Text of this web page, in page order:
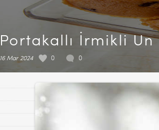
Portakallı İrmikli Un
16 Mar 2024 0 0